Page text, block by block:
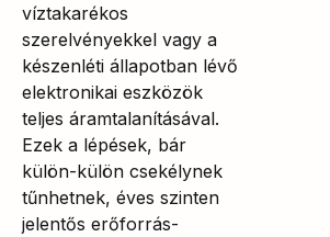
víztakarékos
szerelvényekkel vagy a
készenléti állapotban lévő
elektronikai eszközök
teljes áramtalanításával.
Ezek a lépések, bár
külön-külön csekélynek
tűnhetnek, éves szinten
jelentős erőforrás-